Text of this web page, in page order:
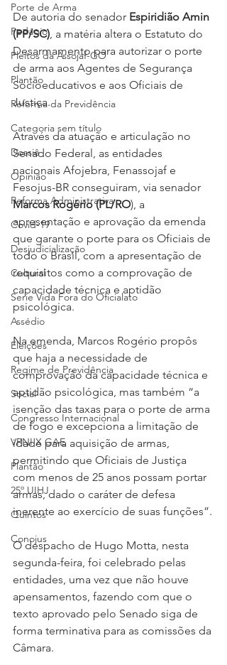
Porte de Arma
Pedágio
Pleitos da Assojaf-GO
Plantão
Reforma da Previdência
Categoria sem título
Dossiê
Opinião
Reforma Administrativa
Covid-19
Desjudicialização
Cultural
Serie Vida Fora do Oficialato
Assédio
Eleições
Regime de Previdência
Social
Congresso Internacional
VPNI X GAE
Plantão
25º UIHJ
Quintos
Conojus
De autoria do senador Espiridião Amin
(PP/SC), a matéria altera o Estatuto do
Desarmamento para autorizar o porte
de arma aos Agentes de Segurança
Socioeducativos e aos Oficiais de
Justiça.
Através da atuação e articulação no
Senado Federal, as entidades
nacionais Afojebra, Fenassojaf e
Fesojus-BR conseguiram, via senador
Marcos Rogério (PL/RO), a
apresentação e aprovação da emenda
que garante o porte para os Oficiais de
todo o Brasil, com a apresentação de
requisitos como a comprovação de
capacidade técnica e aptidão
psicológica.
Na emenda, Marcos Rogério propôs
que haja a necessidade de
comprovação da capacidade técnica e
aptidão psicológica, mas também “a
isenção das taxas para o porte de arma
de fogo e excepciona a limitação de
idade para aquisição de armas,
permitindo que Oficiais de Justiça
com menos de 25 anos possam portar
armas, dado o caráter de defesa
inerente ao exercício de suas funções”.
O despacho de Hugo Motta, nesta
segunda-feira, foi celebrado pelas
entidades, uma vez que não houve
apensamentos, fazendo com que o
texto aprovado pelo Senado siga de
forma terminativa para as comissões da
Câmara.